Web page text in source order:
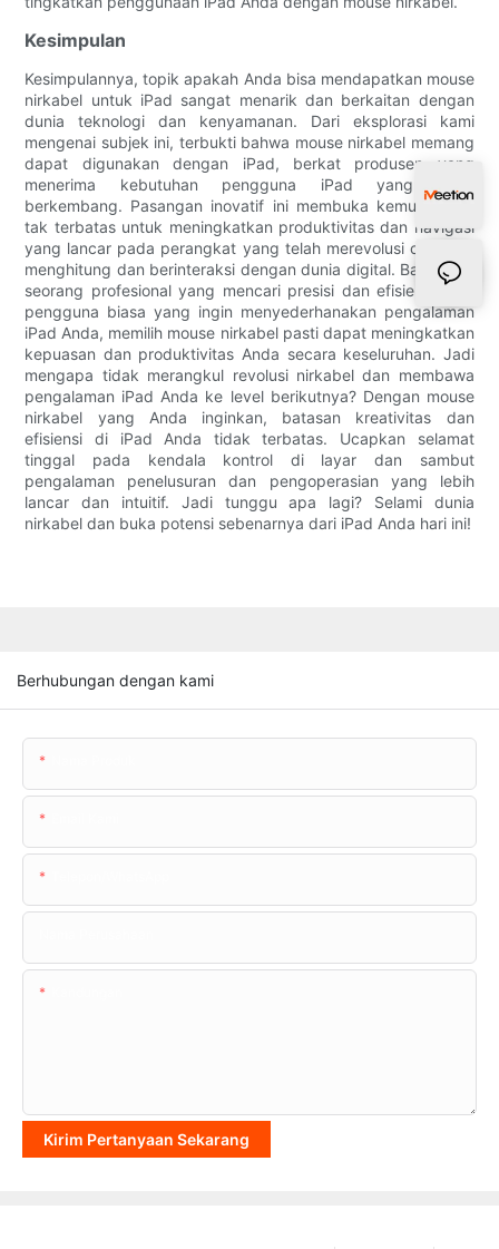
Kesimpulan
Kesimpulannya, topik apakah Anda bisa mendapatkan mouse
nirkabel untuk iPad sangat menarik dan berkaitan dengan
dunia teknologi dan kenyamanan. Dari eksplorasi kami
mengenai subjek ini, terbukti bahwa mouse nirkabel memang
dapat digunakan dengan iPad, berkat produsen yang
menerima kebutuhan pengguna iPad yang terus
berkembang. Pasangan inovatif ini membuka kemungkinan
tak terbatas untuk meningkatkan produktivitas dan navigasi
yang lancar pada perangkat yang telah merevolusi cara kita
menghitung dan berinteraksi dengan dunia digital. Baik Anda
seorang profesional yang mencari presisi dan efisiensi atau
pengguna biasa yang ingin menyederhanakan pengalaman
iPad Anda, memilih mouse nirkabel pasti dapat meningkatkan
kepuasan dan produktivitas Anda secara keseluruhan. Jadi
mengapa tidak merangkul revolusi nirkabel dan membawa
pengalaman iPad Anda ke level berikutnya? Dengan mouse
nirkabel yang Anda inginkan, batasan kreativitas dan
efisiensi di iPad Anda tidak terbatas. Ucapkan selamat
tinggal pada kendala kontrol di layar dan sambut
pengalaman penelusuran dan pengoperasian yang lebih
lancar dan intuitif. Jadi tunggu apa lagi? Selami dunia
nirkabel dan buka potensi sebenarnya dari iPad Anda hari ini!
Berhubungan dengan kami
Kirim Pertanyaan Sekarang